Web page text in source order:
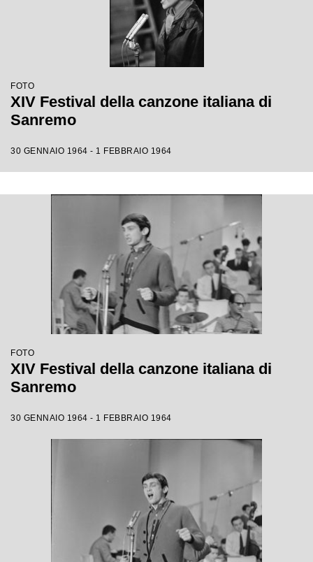
FOTO
XIV Festival della canzone italiana di
Sanremo
30 GENNAIO 1964 - 1 FEBBRAIO 1964
FOTO
XIV Festival della canzone italiana di
Sanremo
30 GENNAIO 1964 - 1 FEBBRAIO 1964